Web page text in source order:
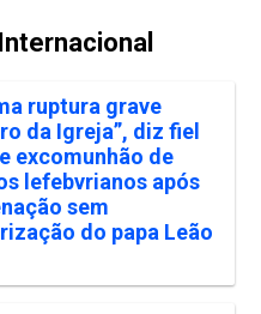
ruptura grave
da Igreja”, diz fiel
excomunhão de
lefebvrianos após
sem
do papa Leão